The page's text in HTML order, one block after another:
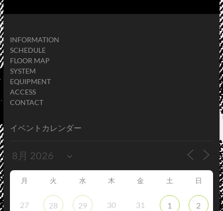
INFORMATION
SCHEDULE
FLOOR MAP
SYSTEM
EQUIPMENT
ACCESS
CONTACT
イベントカレンダー
月 火 水 木 金 土 日
27 28 29 30 31 1 2